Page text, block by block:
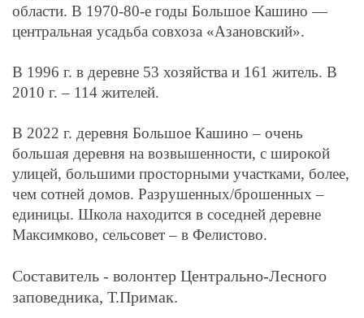
области. В 1970-80-е годы Большое Кашино —
центральная усадьба совхоза «Азановский».
В 1996 г. в деревне 53 хозяйства и 161 житель. В
2010 г. – 114 жителей.
В 2022 г. деревня Большое Кашино – очень
большая деревня на возвышенности, с широкой
улицей, большими просторными участками, более,
чем сотней домов. Разрушенных/брошенных –
единицы. Школа находится в соседней деревне
Максимково, сельсовет – в Фелистово.
Составитель - волонтер Центрально-Лесного
заповедника, Т.Примак.